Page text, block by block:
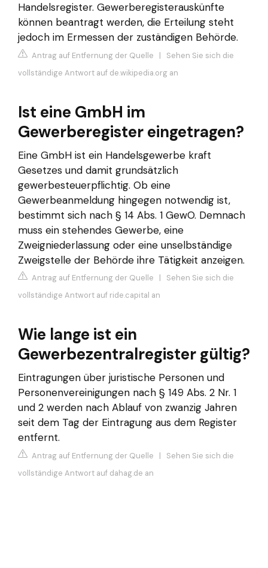
Handelsregister. Gewerberegisterauskünfte
können beantragt werden, die Erteilung steht
jedoch im Ermessen der zuständigen Behörde.
Antrag auf Entfernung der Quelle | Sehen Sie sich die
vollständige Antwort auf de.wikipedia.org an
Ist eine GmbH im
Gewerberegister eingetragen?
Eine GmbH ist ein Handelsgewerbe kraft
Gesetzes und damit grundsätzlich
gewerbesteuerpflichtig. Ob eine
Gewerbeanmeldung hingegen notwendig ist,
bestimmt sich nach § 14 Abs. 1 GewO. Demnach
muss ein stehendes Gewerbe, eine
Zweigniederlassung oder eine unselbständige
Zweigstelle der Behörde ihre Tätigkeit anzeigen.
Antrag auf Entfernung der Quelle | Sehen Sie sich die
vollständige Antwort auf ride.capital an
Wie lange ist ein
Gewerbezentralregister gültig?
Eintragungen über juristische Personen und
Personenvereinigungen nach § 149 Abs. 2 Nr. 1
und 2 werden nach Ablauf von zwanzig Jahren
seit dem Tag der Eintragung aus dem Register
entfernt.
Antrag auf Entfernung der Quelle | Sehen Sie sich die
vollständige Antwort auf dahag.de an